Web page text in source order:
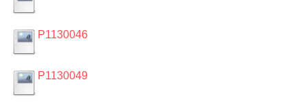
P1130046
P1130049